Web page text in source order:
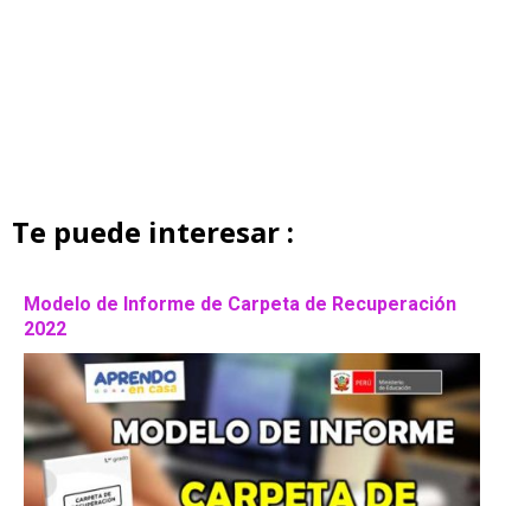
Te puede interesar :
Modelo de Informe de Carpeta de Recuperación
2022